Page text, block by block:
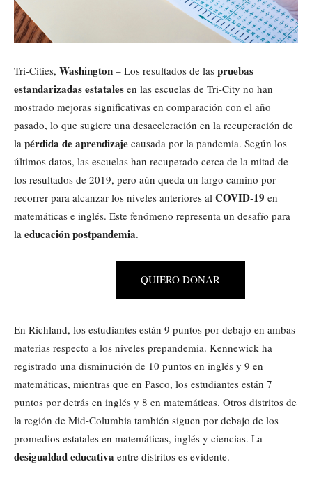
Tri-Cities, Washington – Los resultados de las pruebas
estandarizadas estatales en las escuelas de Tri-City no han
mostrado mejoras significativas en comparación con el año
pasado, lo que sugiere una desaceleración en la recuperación de
la pérdida de aprendizaje causada por la pandemia. Según los
últimos datos, las escuelas han recuperado cerca de la mitad de
los resultados de 2019, pero aún queda un largo camino por
recorrer para alcanzar los niveles anteriores al COVID-19 en
matemáticas e inglés. Este fenómeno representa un desafío para
la educación postpandemia.
QUIERO DONAR
En Richland, los estudiantes están 9 puntos por debajo en ambas
materias respecto a los niveles prepandemia. Kennewick ha
registrado una disminución de 10 puntos en inglés y 9 en
matemáticas, mientras que en Pasco, los estudiantes están 7
puntos por detrás en inglés y 8 en matemáticas. Otros distritos de
la región de Mid-Columbia también siguen por debajo de los
promedios estatales en matemáticas, inglés y ciencias. La
desigualdad educativa entre distritos es evidente.